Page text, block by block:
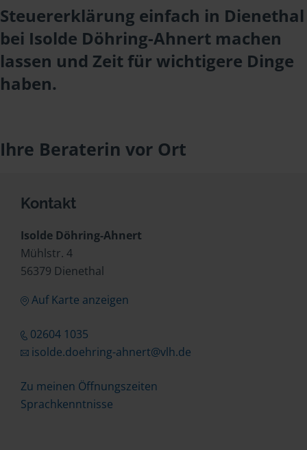
Steuererklärung einfach in Dienethal
bei Isolde Döhring-Ahnert machen
lassen und Zeit für wichtigere Dinge
haben.
Ihre Beraterin vor Ort
Kontakt
Isolde Döhring-Ahnert
Mühlstr. 4
56379 Dienethal
Auf Karte anzeigen
02604 1035
isolde.doehring-ahnert@vlh.de
Zu meinen Öffnungszeiten
Sprachkenntnisse